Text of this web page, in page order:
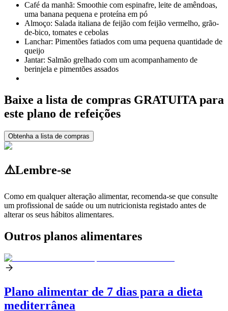
Café da manhã: Smoothie com espinafre, leite de amêndoas,
uma banana pequena e proteína em pó
Almoço: Salada italiana de feijão com feijão vermelho, grão-
de-bico, tomates e cebolas
Lanchar: Pimentões fatiados com uma pequena quantidade de
queijo
Jantar: Salmão grelhado com um acompanhamento de
berinjela e pimentões assados
Baixe a lista de compras GRATUITA para
este plano de refeições
Obtenha a lista de compras
⚠️Lembre-se
Como em qualquer alteração alimentar, recomenda-se que consulte
um profissional de saúde ou um nutricionista registado antes de
alterar os seus hábitos alimentares.
Outros planos alimentares
Plano alimentar de 7 dias para a dieta
mediterrânea